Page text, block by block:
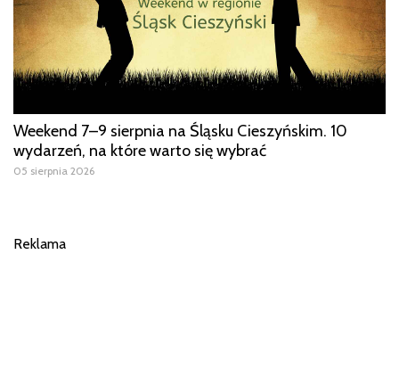
Weekend 7–9 sierpnia na Śląsku Cieszyńskim. 10
wydarzeń, na które warto się wybrać
05 sierpnia 2026
Reklama